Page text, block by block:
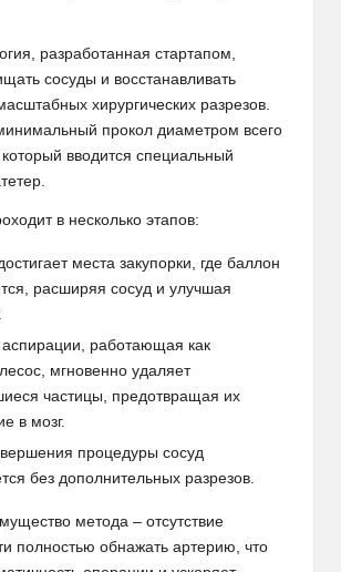
разработанная стартапом,
сосуды и восстанавливать
хирургических разрезов.
прокол диаметром всего
вводится специальный
в несколько этапов:
места закупорки, где баллон
расширяя сосуд и улучшая
работающая как
мгновенно удаляет
частицы, предотвращая их
в мозг.
процедуры сосуд
без дополнительных разрезов.
метода – отсутствие
полностью обнажать артерию, что